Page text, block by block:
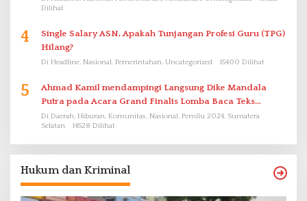
Dilihat
4
Single Salary ASN, Apakah Tunjangan Profesi Guru (TPG)
Hilang?
Di Headline, Nasional, Pemerintahan, Uncategorized 15400 Dilihat
5
Ahmad Kamil mendampingi Langsung Dike Mandala
Putra pada Acara Grand Finalis Lomba Baca Teks
Proklamasi Mirip Bung Karno di Bali
Di Daerah, Hiburan, Komunitas, Nasional, Pemilu 2024, Sumatera
Selatan
14528 Dilihat
Hukum dan Kriminal